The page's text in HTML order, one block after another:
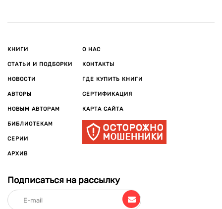
КНИГИ
СТАТЬИ И ПОДБОРКИ
НОВОСТИ
АВТОРЫ
НОВЫМ АВТОРАМ
БИБЛИОТЕКАМ
СЕРИИ
АРХИВ
О НАС
КОНТАКТЫ
ГДЕ КУПИТЬ КНИГИ
СЕРТИФИКАЦИЯ
КАРТА САЙТА
Подписаться на рассылку